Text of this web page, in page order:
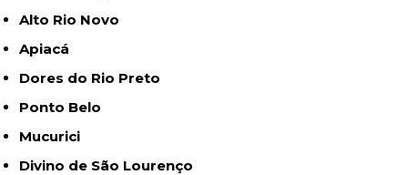
Alto Rio Novo
Apiacá
Dores do Rio Preto
Ponto Belo
Mucurici
Divino de São Lourenço